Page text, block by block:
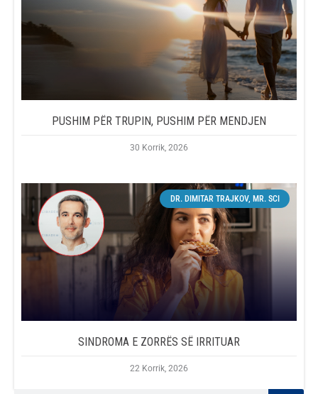
PUSHIM PËR TRUPIN, PUSHIM PËR MENDJEN
30 Korrik, 2026
DR. DIMITAR TRAJKOV, MR. SCI
SINDROMA E ZORRËS SË IRRITUAR
22 Korrik, 2026